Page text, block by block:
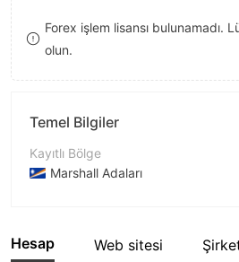
8
9
Forex işlem lisansı bulunamadı.
olun.
Temel Bilgiler
Kayıtlı Bölge
Marshall Adaları
Şirket Adı
Hesap Web sitesi